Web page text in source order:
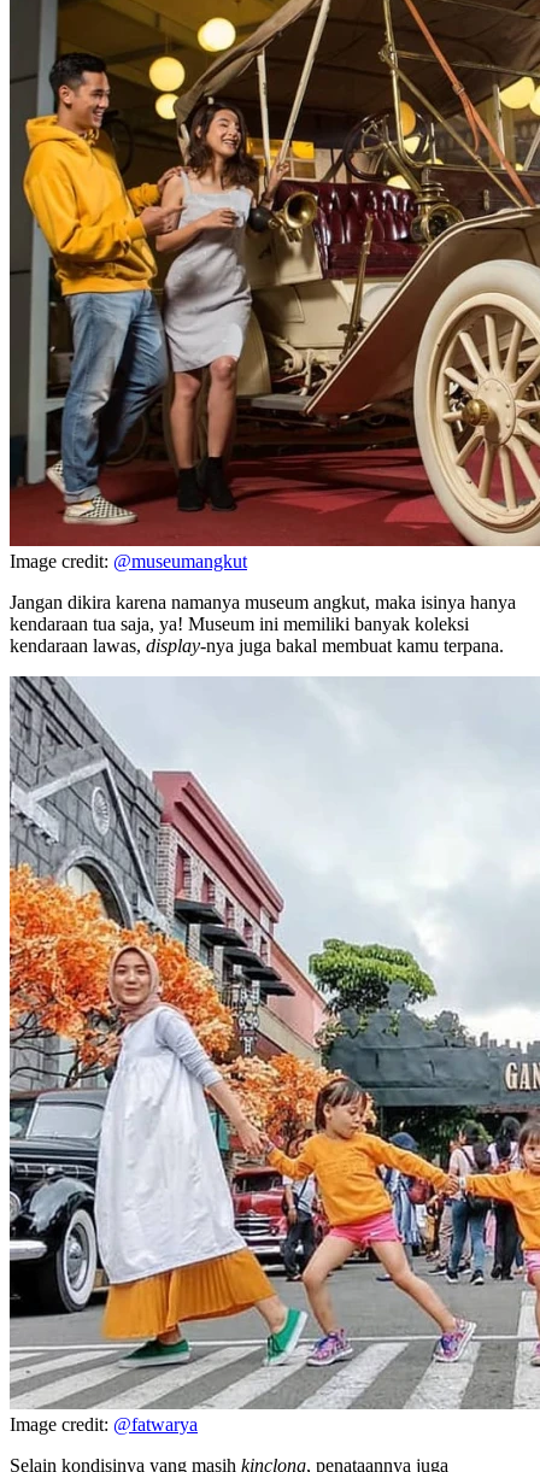
Image credit: @museumangkut
Jangan dikira karena namanya museum angkut, maka isinya hanya
kendaraan tua saja, ya! Museum ini memiliki banyak koleksi
kendaraan lawas, display-nya juga bakal membuat kamu terpana.
Image credit: @fatwarya
Selain kondisinya yang masih kinclong, penataannya juga